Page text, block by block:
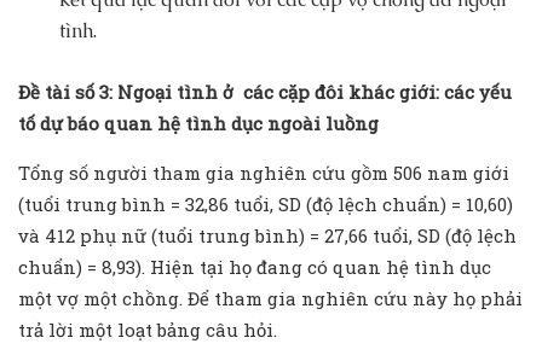
tình.
Đề tài số 3: Ngoại tình ở các cặp đôi khác giới: các yếu
tố dự báo quan hệ tình dục ngoài luồng
Tổng số người tham gia nghiên cứu gồm 506 nam giới
(tuổi trung bình = 32,86 tuổi, SD (độ lệch chuẩn) = 10,60)
và 412 phụ nữ (tuổi trung bình) = 27,66 tuổi, SD (độ lệch
chuẩn) = 8,93). Hiện tại họ đang có quan hệ tình dục
một vợ một chồng. Để tham gia nghiên cứu này họ phải
trả lời một loạt bảng câu hỏi.